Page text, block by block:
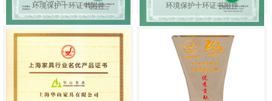
环境保护十环证书附件 环境保护十环证书附件